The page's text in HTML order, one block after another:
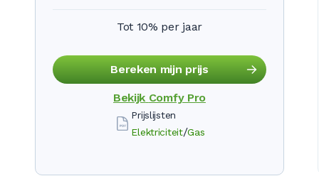
Tot 10% per jaar
Bereken mijn prijs
Bekijk Comfy Pro
Prijslijsten
Elektriciteit/Gas